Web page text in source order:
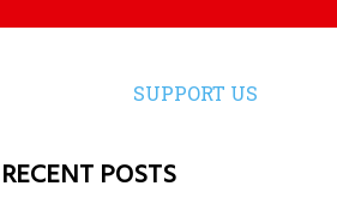
SUPPORT US
RECENT POSTS